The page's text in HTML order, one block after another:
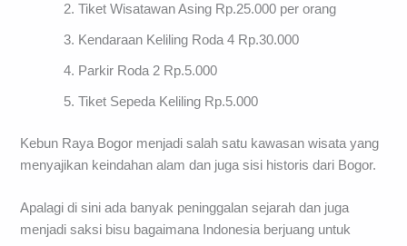
Tiket Wisatawan Asing Rp.25.000 per orang
Kendaraan Keliling Roda 4 Rp.30.000
Parkir Roda 2 Rp.5.000
Tiket Sepeda Keliling Rp.5.000
Kebun Raya Bogor menjadi salah satu kawasan wisata yang
menyajikan keindahan alam dan juga sisi historis dari Bogor.
Apalagi di sini ada banyak peninggalan sejarah dan juga
menjadi saksi bisu bagaimana Indonesia berjuang untuk